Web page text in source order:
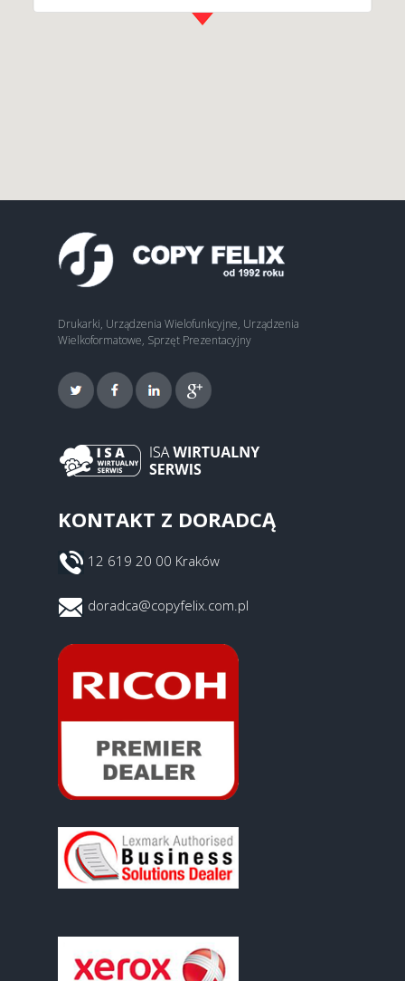
Drukarki, Urządzenia Wielofunkcyjne, Urządzenia
Wielkoformatowe, Sprzęt Prezentacyjny
KONTAKT Z DORADCĄ
12 619 20 00 Kraków
doradca@copyfelix.com.pl